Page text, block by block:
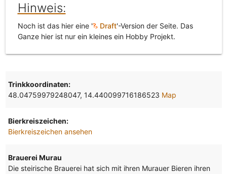
Hinweis:
Noch ist das hier eine ' Draft'-Version der Seite. Das
Ganze hier ist nur ein kleines ein Hobby Projekt.
Trinkkoordinaten:
48.04759979248047, 14.440099716186523 Map
Bierkreiszeichen:
Bierkreiszeichen ansehen
Brauerei Murau
Die steirische Brauerei hat sich mit ihren Murauer Bieren ihren